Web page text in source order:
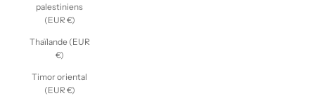
palestiniens
(EUR €)
Thaïlande (EUR
€)
Timor oriental
(EUR €)